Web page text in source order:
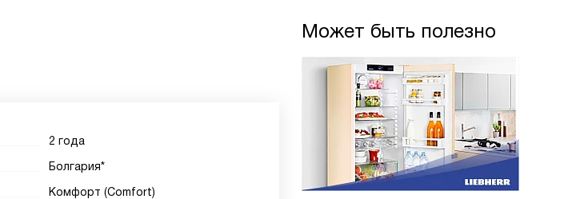
Может быть полезно
2 года
Болгария*
Комфорт (Comfort)